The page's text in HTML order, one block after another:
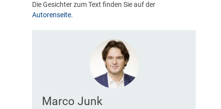
Die Gesichter zum Text finden Sie auf der
Autorenseite.
Marco Junk